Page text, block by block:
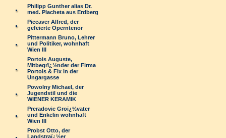
Philipp Gunther alias Dr.
med. Placheta aus Erdberg
Piccaver Alfred, der
gefeierte Operntenor
Pittermann Bruno, Lehrer
und Politiker, wohnhaft
Wien III
Portois Auguste,
Mitbegrï¿½nder der Firma
Portois & Fix in der
Ungargasse
Powolny Michael, der
Jugendstil und die
WIENER KERAMIK
Preradovic Groï¿½vater
und Enkelin wohnhaft
Wien III
Probst Otto, der
Landstraï¿½er